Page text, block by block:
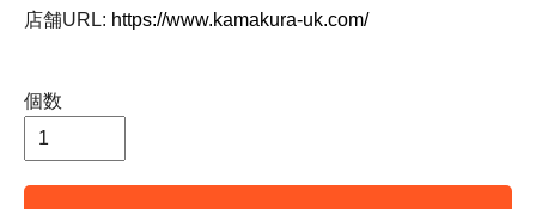
店舗URL: https://www.kamakura-uk.com/
個数